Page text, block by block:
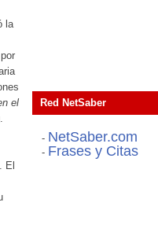
la
el
El
Red NetSaber
- NetSaber.com
- Frases y Citas